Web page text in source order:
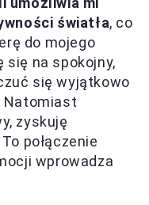
światła, co
do mojego
się na spokojny,
się wyjątkowo
Natomiast
zyskuję
połączenie
wprowadza